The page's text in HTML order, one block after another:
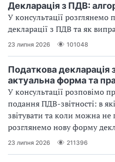
Декларація з ПДВ:
У консультації розглянемо
декларації з ПДВ та як
23 липня 2026 101048
Податкова декларація
актуальна форма та
У консультації розповімо
подання ПДВ-звітності: в
звітувати та коли можна не
розглянемо нову форму
23 липня 2026 211396